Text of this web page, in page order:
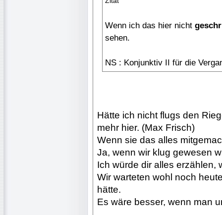
Wenn ich das hier nicht
sehen.
NS : Konjunktiv II für die
Hätte ich nicht flugs den
mehr hier. (Max Frisch)
Wenn sie das alles
Ja, wenn wir klug gewesen
Ich würde dir alles erzählen,
Wir warteten wohl noch
hätte.
Es wäre besser, wenn man